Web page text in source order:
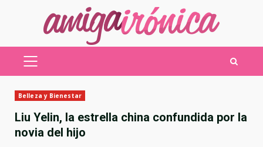
MENÚ
Belleza y Bienestar
Liu Yelin, la estrella china confundida por la
novia del hijo